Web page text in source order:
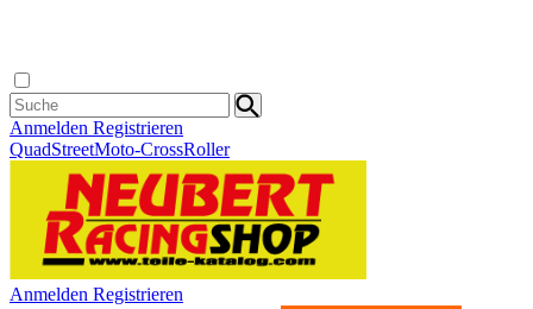
Anmelden Registrieren
QuadStreetMoto-CrossRoller
Anmelden Registrieren